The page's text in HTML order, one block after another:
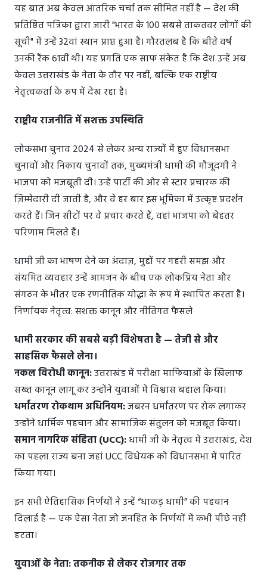
यह बात अब केवल आंतरिक चर्चा तक सीमित नहीं है — देश की
प्रतिष्ठित पत्रिका द्वारा जारी "भारत के 100 सबसे ताकतवर लोगों की
सूची" में उन्हें 32वां स्थान प्राप्त हुआ है। गौरतलब है कि बीते वर्ष
उनकी रैंक 61वीं थी। यह प्रगति एक साफ संकेत है कि देश उन्हें अब
केवल उत्तराखंड के नेता के तौर पर नहीं, बल्कि एक राष्ट्रीय
नेतृत्वकर्ता के रूप में देख रहा है।
राष्ट्रीय राजनीति में सशक्त उपस्थिति
लोकसभा चुनाव 2024 से लेकर अन्य राज्यों में हुए विधानसभा
चुनावों और निकाय चुनावों तक, मुख्यमंत्री धामी की मौजूदगी ने
भाजपा को मजबूती दी। उन्हें पार्टी की ओर से स्टार प्रचारक की
ज़िम्मेदारी दी जाती है, और वे हर बार इस भूमिका में उत्कृष्ट प्रदर्शन
करते हैं। जिन सीटों पर वे प्रचार करते हैं, वहां भाजपा को बेहतर
परिणाम मिलते हैं।
धामी जी का भाषण देने का अंदाज़, मुद्दों पर गहरी समझ और
संयमित व्यवहार उन्हें आमजन के बीच एक लोकप्रिय नेता और
संगठन के भीतर एक रणनीतिक योद्धा के रूप में स्थापित करता है।
निर्णायक नेतृत्व: सशक्त कानून और नीतिगत फैसले
धामी सरकार की सबसे बड़ी विशेषता है — तेजी से और
साहसिक फैसले लेना।
नकल विरोधी कानून:उत्तराखंड में परीक्षा माफियाओं के खिलाफ
सख्त कानून लागू कर उन्होंने युवाओं में विश्वास बहाल किया।
धर्मांतरण रोकथाम अधिनियम:जबरन धर्मांतरण पर रोक लगाकर
उन्होंने धार्मिक पहचान और सामाजिक संतुलन को मजबूत किया।
समान नागरिक संहिता (UCC):धामी जी के नेतृत्व में उत्तराखंड, देश
का पहला राज्य बना जहां UCC विधेयक को विधानसभा में पारित
किया गया।
इन सभी ऐतिहासिक निर्णयों ने उन्हें “धाकड़ धामी” की पहचान
दिलाई है — एक ऐसा नेता जो जनहित के निर्णयों में कभी पीछे नहीं
हटता।
युवाओं के नेता: तकनीक से लेकर रोजगार तक